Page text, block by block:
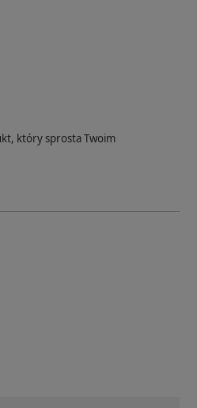
który sprosta Twoim